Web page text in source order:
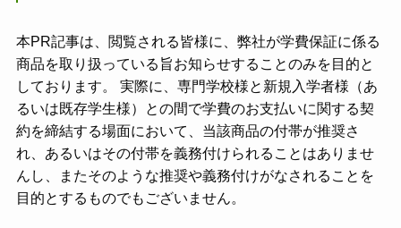
本PR記事は、閲覧される皆様に、弊社が学費保証に係る
商品を取り扱っている旨お知らせすることのみを目的と
しております。 実際に、専門学校様と新規入学者様（あ
るいは既存学生様）との間で学費のお支払いに関する契
約を締結する場面において、当該商品の付帯が推奨さ
れ、あるいはその付帯を義務付けられることはありませ
んし、またそのような推奨や義務付けがなされることを
目的とするものでもございません。